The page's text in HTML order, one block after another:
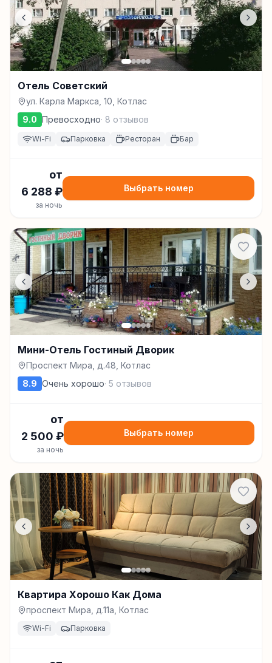
Отель Советский
ул. Карла Маркса, 10, Котлас
9.0 Превосходно· 8 отзывов
Wi-Fi Парковка Ресторан Бар
от
6 288 ₽
за ночь
Выбрать номер
Мини-Отель Гостиный Дворик
Проспект Мира, д.48, Котлас
8.9 Очень хорошо· 5 отзывов
от
2 500 ₽
за ночь
Выбрать номер
Квартира Хорошо Как Дома
проспект Мира, д.11а, Котлас
Wi-Fi Парковка